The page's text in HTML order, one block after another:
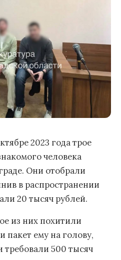
2023 года трое
человека
Они отобрали
в распространении
20 тысяч рублей.
из них похитили
пакет ему на голову,
500 тысяч